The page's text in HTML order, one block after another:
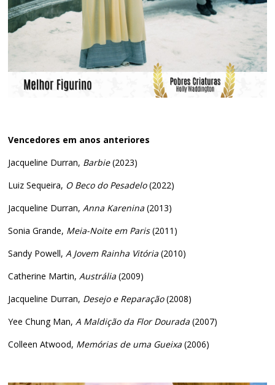
Vencedores em anos anteriores
Jacqueline Durran, Barbie(2023)
Luiz Sequeira, O Beco do Pesadelo(2022)
Jacqueline Durran,Anna Karenina(2013)
Sonia Grande, Meia-Noite em Paris(2011)
Sandy Powell, A Jovem Rainha Vitória(2010)
Catherine Martin,Austrália (2009)
Jacqueline Durran, Desejo e Reparação(2008)
Yee Chung Man,A Maldição da Flor Dourada (2007)
Colleen Atwood, Memórias de uma Gueixa (2006)